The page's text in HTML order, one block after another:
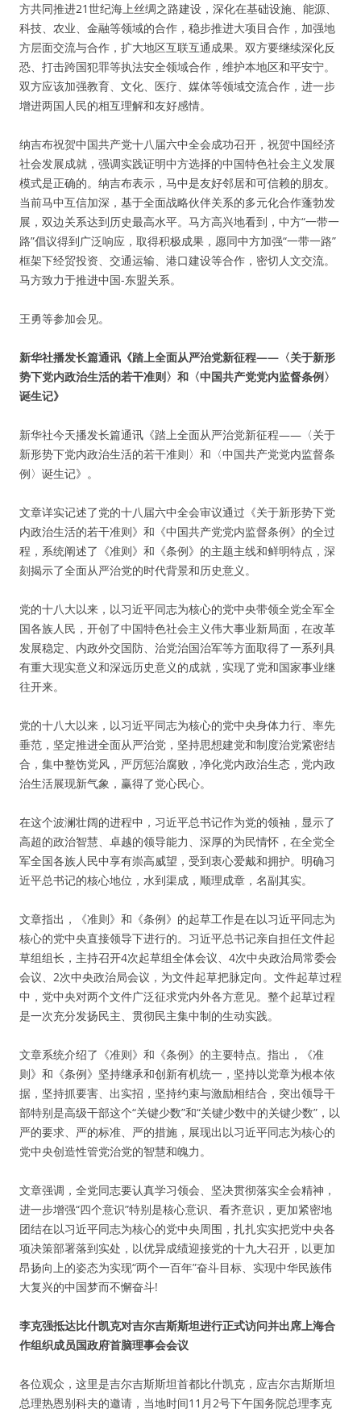
方共同推进21世纪海上丝绸之路建设，深化在基础设施、能源、
科技、农业、金融等领域的合作，稳步推进大项目合作，加强地
方层面交流与合作，扩大地区互联互通成果。双方要继续深化反
恐、打击跨国犯罪等执法安全领域合作，维护本地区和平安宁。
双方应该加强教育、文化、医疗、媒体等领域交流合作，进一步
增进两国人民的相互理解和友好感情。
纳吉布祝贺中国共产党十八届六中全会成功召开，祝贺中国经济
社会发展成就，强调实践证明中方选择的中国特色社会主义发展
模式是正确的。纳吉布表示，马中是友好邻居和可信赖的朋友。
当前马中互信加深，基于全面战略伙伴关系的多元化合作蓬勃发
展，双边关系达到历史最高水平。马方高兴地看到，中方“一带一
路”倡议得到广泛响应，取得积极成果，愿同中方加强“一带一路”
框架下经贸投资、交通运输、港口建设等合作，密切人文交流。
马方致力于推进中国-东盟关系。
王勇等参加会见。
新华社播发长篇通讯《踏上全面从严治党新征程——〈关于新形
势下党内政治生活的若干准则〉和〈中国共产党党内监督条例〉
诞生记》
新华社今天播发长篇通讯《踏上全面从严治党新征程——〈关于
新形势下党内政治生活的若干准则〉和〈中国共产党党内监督条
例〉诞生记》。
文章详实记述了党的十八届六中全会审议通过《关于新形势下党
内政治生活的若干准则》和《中国共产党党内监督条例》的全过
程，系统阐述了《准则》和《条例》的主题主线和鲜明特点，深
刻揭示了全面从严治党的时代背景和历史意义。
党的十八大以来，以习近平同志为核心的党中央带领全党全军全
国各族人民，开创了中国特色社会主义伟大事业新局面，在改革
发展稳定、内政外交国防、治党治国治军等方面取得了一系列具
有重大现实意义和深远历史意义的成就，实现了党和国家事业继
往开来。
党的十八大以来，以习近平同志为核心的党中央身体力行、率先
垂范，坚定推进全面从严治党，坚持思想建党和制度治党紧密结
合，集中整饬党风，严厉惩治腐败，净化党内政治生态，党内政
治生活展现新气象，赢得了党心民心。
在这个波澜壮阔的进程中，习近平总书记作为党的领袖，显示了
高超的政治智慧、卓越的领导能力、深厚的为民情怀，在全党全
军全国各族人民中享有崇高威望，受到衷心爱戴和拥护。明确习
近平总书记的核心地位，水到渠成，顺理成章，名副其实。
文章指出，《准则》和《条例》的起草工作是在以习近平同志为
核心的党中央直接领导下进行的。习近平总书记亲自担任文件起
草组组长，主持召开4次起草组全体会议、4次中央政治局常委会
会议、2次中央政治局会议，为文件起草把脉定向。文件起草过程
中，党中央对两个文件广泛征求党内外各方意见。整个起草过程
是一次充分发扬民主、贯彻民主集中制的生动实践。
文章系统介绍了《准则》和《条例》的主要特点。指出，《准
则》和《条例》坚持继承和创新有机统一，坚持以党章为根本依
据，坚持抓要害、出实招，坚持约束与激励相结合，突出领导干
部特别是高级干部这个“关键少数”和“关键少数中的关键少数”，以
严的要求、严的标准、严的措施，展现出以习近平同志为核心的
党中央创造性管党治党的智慧和魄力。
文章强调，全党同志要认真学习领会、坚决贯彻落实全会精神，
进一步增强“四个意识”特别是核心意识、看齐意识，更加紧密地
团结在以习近平同志为核心的党中央周围，扎扎实实把党中央各
项决策部署落到实处，以优异成绩迎接党的十九大召开，以更加
昂扬向上的姿态为实现“两个一百年”奋斗目标、实现中华民族伟
大复兴的中国梦而不懈奋斗!
李克强抵达比什凯克对吉尔吉斯斯坦进行正式访问并出席上海合
作组织成员国政府首脑理事会会议
各位观众，这里是吉尔吉斯斯坦首都比什凯克，应吉尔吉斯斯坦
总理热恩别科夫的邀请，当地时间11月2号下午国务院总理李克